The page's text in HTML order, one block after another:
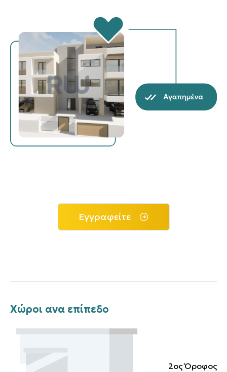
Εγγραφείτε
Χώροι ανα επίπεδο
2ος Όροφος